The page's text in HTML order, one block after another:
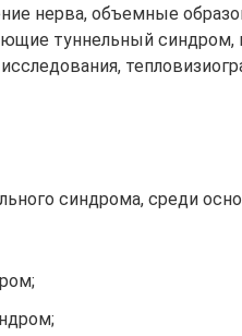
нерва, объемные
туннельный
синдрома, среди